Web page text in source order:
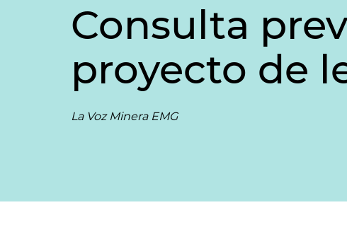
Consulta
proyecto de
La Voz Minera EMG